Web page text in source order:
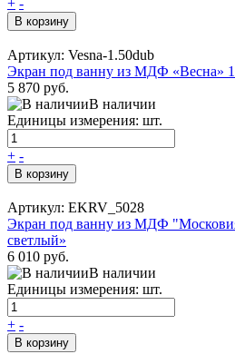
В корзину
Артикул: Vesna-1.50dub
Экран под ванну из МДФ «Весна»
5 870 руб.
В наличии
Единицы измерения: шт.
+ -
В корзину
Артикул: EKRV_5028
Экран под ванну из МДФ
светлый»
6 010 руб.
В наличии
Единицы измерения: шт.
+ -
В корзину